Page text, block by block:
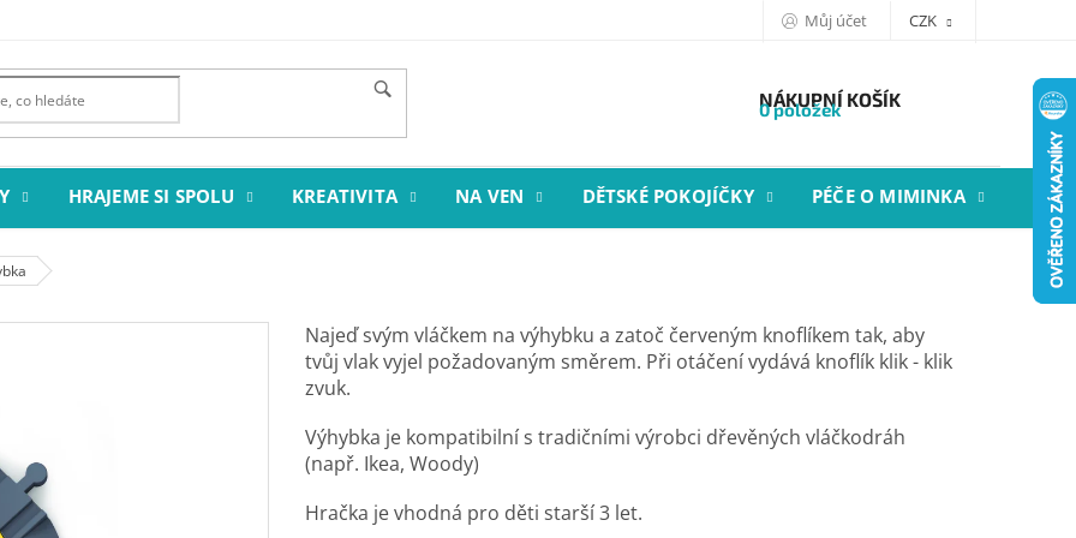
Můj účet CZK
NÁKUPNÍ KOŠÍK
0 položek
HRAJEME SI SPOLU KREATIVITA NA VEN DĚTSKÉ POKOJÍČKY PÉČE O MIMINKA
Najeď svým vláčkem na výhybku a zatoč červeným knoflíkem tak, aby
tvůj vlak vyjel požadovaným směrem. Při otáčení vydává knoflík klik - klik
zvuk.
Výhybka je kompatibilní s tradičními výrobci dřevěných vláčkodráh
(např. Ikea, Woody)
Hračka je vhodná pro děti starší 3 let.